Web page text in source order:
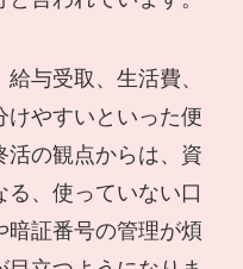
与受取、生活費、
けやすいといった便
活の観点からは、資
、使っていない口
暗証番号の管理が煩